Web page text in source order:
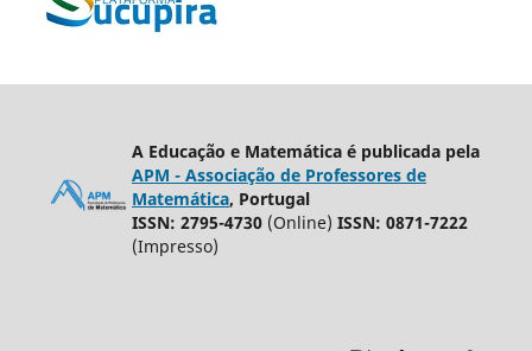
A Educação e Matemática é publicada pela
APM - Associação de Professores de
Matemática, Portugal
ISSN: 2795-4730 (Online) ISSN: 0871-7222
(Impresso)